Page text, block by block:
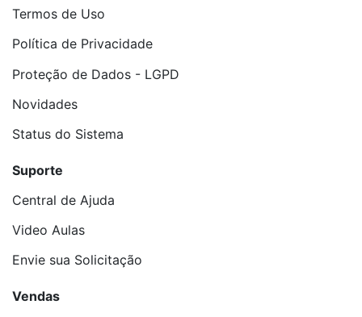
Termos de Uso
Política de Privacidade
Proteção de Dados - LGPD
Novidades
Status do Sistema
Suporte
Central de Ajuda
Video Aulas
Envie sua Solicitação
Vendas